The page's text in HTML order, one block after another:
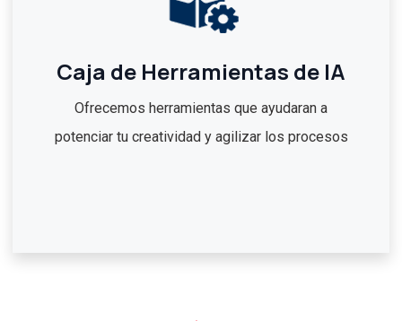
Caja de Herramientas de IA
Ofrecemos herramientas que ayudaran a
potenciar tu creatividad y agilizar los procesos